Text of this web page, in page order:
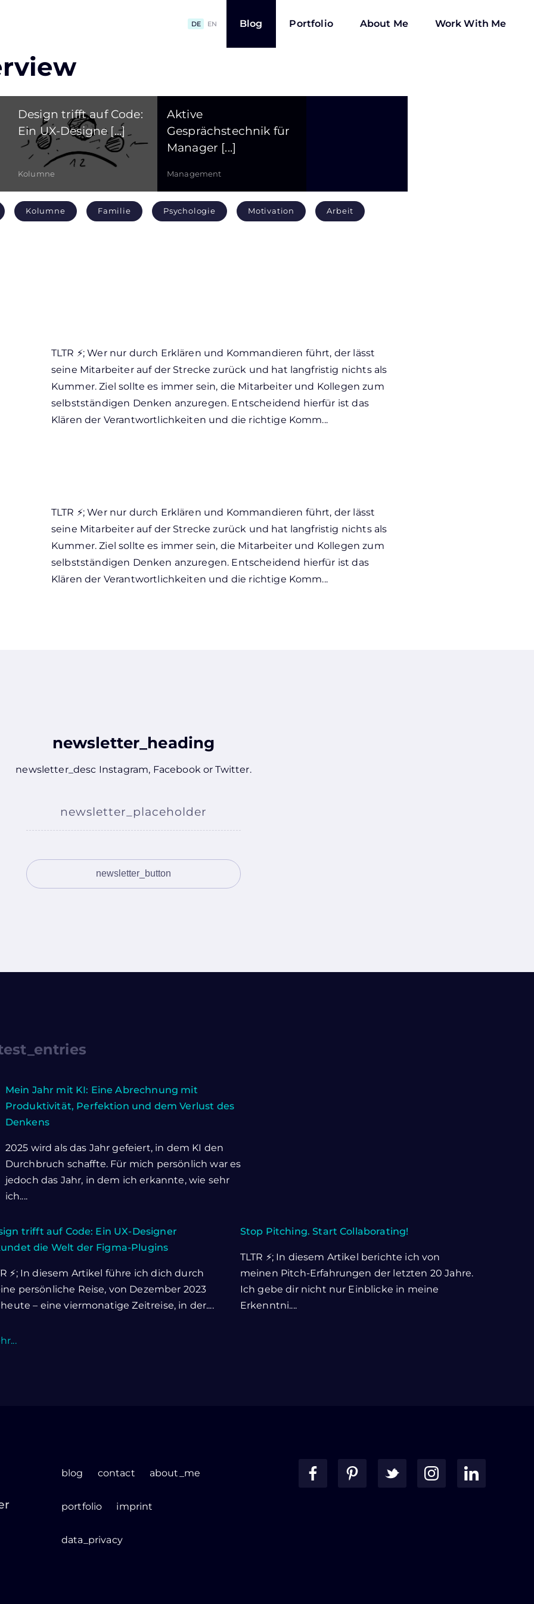
Work With Me
About Me
Portfolio
Blog
DE EN
Design trifft auf Code:
Ein UX-Designe [...]
Kolumne
Aktive
Gesprächstechnik für
Manager [...]
Management
Kolumne Familie Psychologie Motivation Arbeit
TLTR ⚡; Wer nur durch Erklären und Kommandieren führt, der lässt
seine Mitarbeiter auf der Strecke zurück und hat langfristig nichts als
Kummer. Ziel sollte es immer sein, die Mitarbeiter und Kollegen zum
selbstständigen Denken anzuregen. Entscheidend hierfür ist das
Klären der Verantwortlichkeiten und die richtige Komm...
TLTR ⚡; Wer nur durch Erklären und Kommandieren führt, der lässt
seine Mitarbeiter auf der Strecke zurück und hat langfristig nichts als
Kummer. Ziel sollte es immer sein, die Mitarbeiter und Kollegen zum
selbstständigen Denken anzuregen. Entscheidend hierfür ist das
Klären der Verantwortlichkeiten und die richtige Komm...
newsletter_heading
newsletter_desc Instagram, Facebook orTwitter.
newsletter_placeholder
Mein Jahr mit KI: Eine Abrechnung mit
Produktivität, Perfektion und dem Verlust des
Denkens
2025 wird als das Jahr gefeiert, in dem KI den
Durchbruch schaffte. Für mich persönlich war es
jedoch das Jahr, in dem ich erkannte, wie sehr
ich....
trifft auf Code: Ein UX-Designer
die Welt der Figma-Plugins
⚡; In diesem Artikel führe ich dich durch
persönliche Reise, von Dezember 2023
heute – eine viermonatige Zeitreise, in der....
Stop Pitching. Start Collaborating!
TLTR ⚡; In diesem Artikel berichte ich von
meinen Pitch-Erfahrungen der letzten 20 Jahre.
Ich gebe dir nicht nur Einblicke in meine
Erkenntni....
blog contact about_me
portfolio imprint
data_privacy